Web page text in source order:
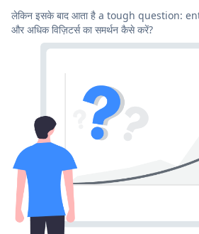
लेकिन इसके बाद आता है a tough question:
और अधिक विज़िटर्स का समर्थन कैसे करें?